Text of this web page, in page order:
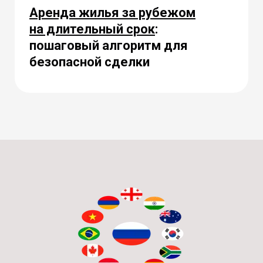
Аренда жилья за рубежом
на длительный срок:
пошаговый алгоритм для
безопасной сделки